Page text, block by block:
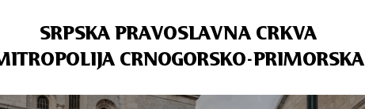
SRPSKA PRAVOSLAVNA CRKVA
CRNOGORSKO-PRIMORSKA